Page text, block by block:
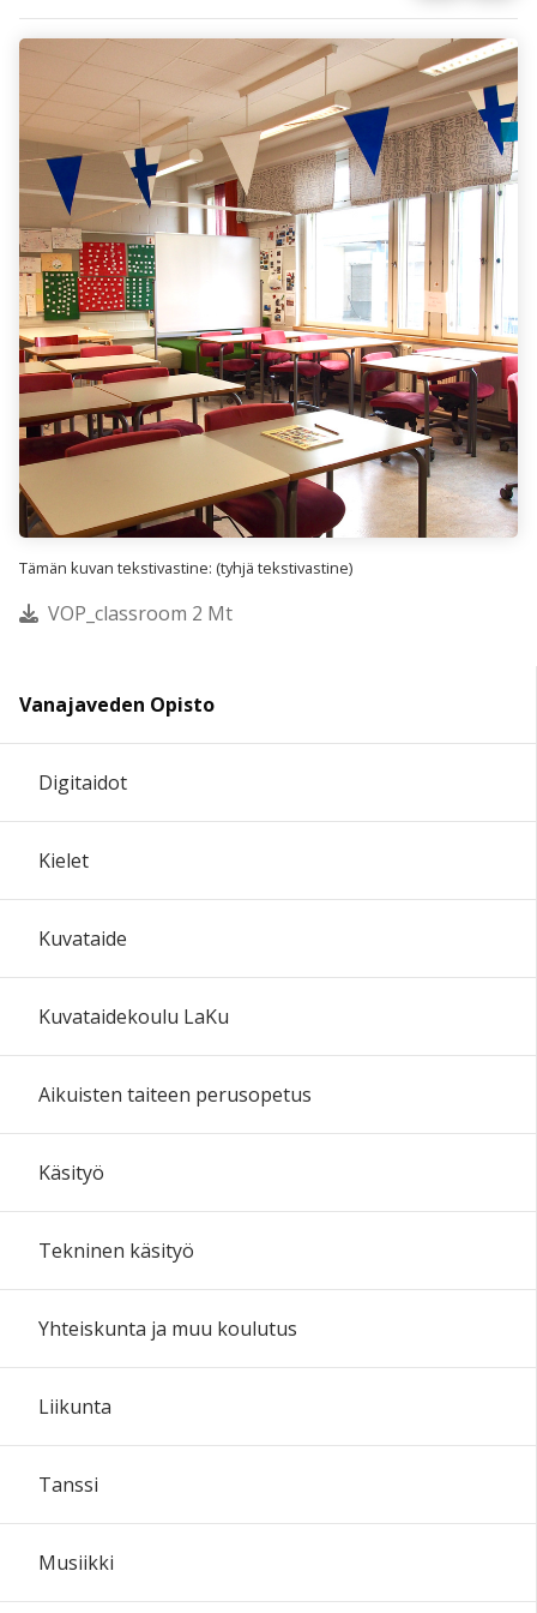
Tämän kuvan tekstivastine: (tyhjä tekstivastine)
VOP_classroom 2 Mt
Vanajaveden Opisto
Digitaidot
Kielet
Kuvataide
Kuvataidekoulu LaKu
Aikuisten taiteen perusopetus
Käsityö
Tekninen käsityö
Yhteiskunta ja muu koulutus
Liikunta
Tanssi
Musiikki